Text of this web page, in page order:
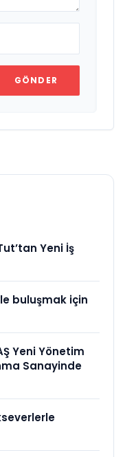
GÖNDER
Yeni İş
buluşmak için
Yeni Yönetim
Sanayinde